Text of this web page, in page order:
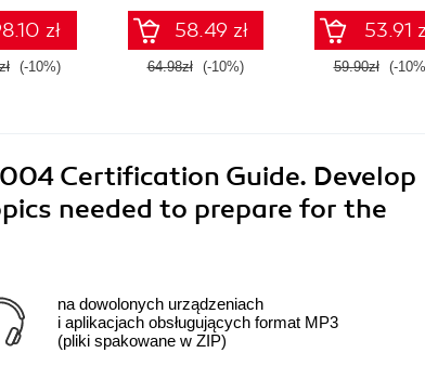
zł
(-10%)
for each exam topic
58.49 zł
64.98zł (-10%)
attempt
53.91
59.90zł (-
Certification Guide. Develop
needed to prepare for the
na dowolonych urządzeniach
i aplikacjach obsługujących format MP3
(pliki spakowane w ZIP)